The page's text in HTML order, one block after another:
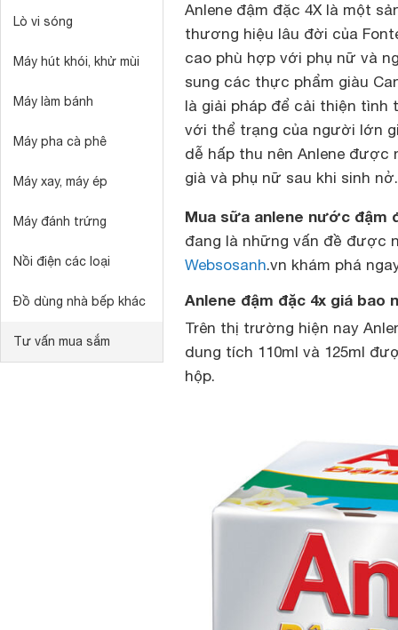
Lò vi sóng
Máy hút khói, khử mùi
Máy làm bánh
Máy pha cà phê
Máy xay, máy ép
Máy đánh trứng
Nồi điện các loại
Đồ dùng nhà bếp khác
Tư vấn mua sắm
Anlene đậm đặc 4X là một
thương hiệu lâu đời của
cao phù hợp với phụ nữ và
sung các thực phẩm giàu
là giải pháp để cải thiện
với thể trạng của người lớn
dễ hấp thu nên Anlene
già và phụ nữ sau khi sinh nở.
Mua sữa anlene nước đậm
đang là những vấn đề được
Websosanh.vn khám phá
Anlene đậm đặc 4x giá bao
Trên thị trường hiện nay
dung tích 110ml và 125ml
hộp.